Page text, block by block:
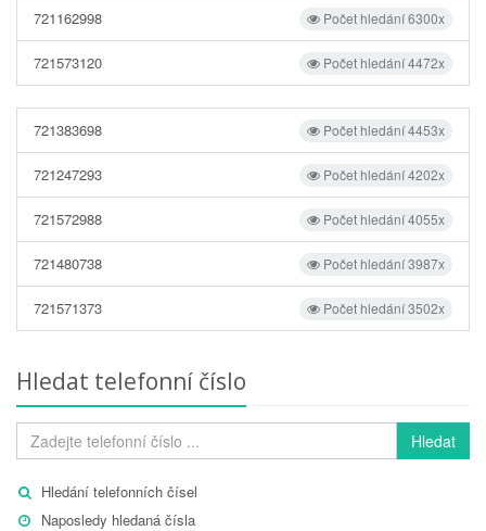
Počet hledání 6300x
721162998
Počet hledání 4472x
721573120
Počet hledání 4453x
721383698
Počet hledání 4202x
721247293
Počet hledání 4055x
721572988
Počet hledání 3987x
721480738
Počet hledání 3502x
721571373
Hledat telefonní číslo
Hledat
Hledání telefonních čísel
Naposledy hledaná čísla